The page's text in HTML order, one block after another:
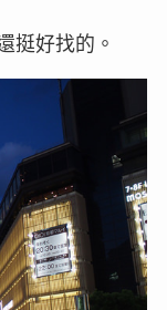
挺好找的。